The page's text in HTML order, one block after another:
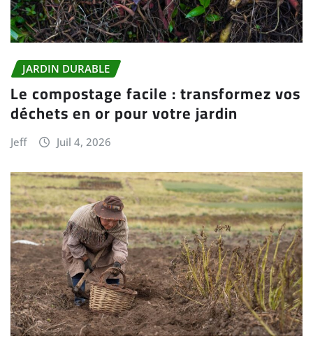
JARDIN DURABLE
Le compostage facile : transformez vos
déchets en or pour votre jardin
Jeff Juil 4, 2026